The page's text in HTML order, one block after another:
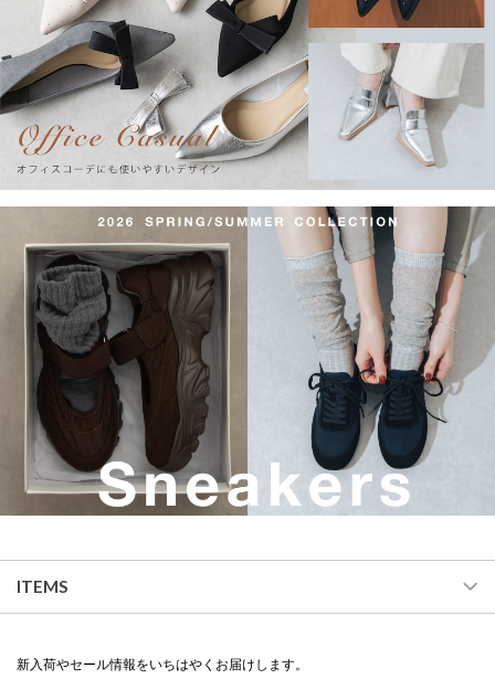
ITEMS
新入荷やセール情報をいちはやくお届けします。